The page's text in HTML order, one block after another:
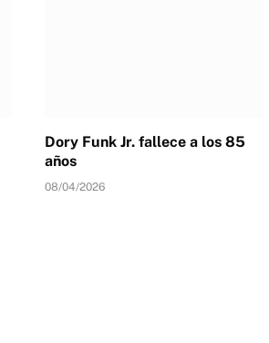
Dory Funk Jr. fallece a los 85
años
08/04/2026